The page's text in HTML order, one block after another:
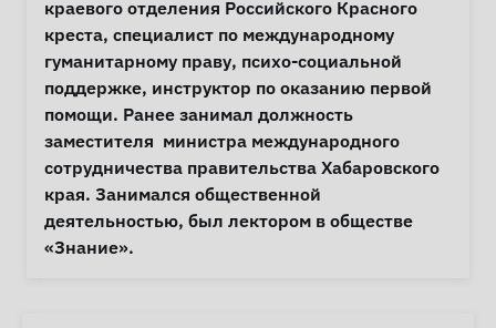
краевого отделения Российского Красного
креста, специалист по международному
гуманитарному праву, психо-социальной
поддержке, инструктор по оказанию первой
помощи. Ранее занимал должность
заместителя  министра международного
сотрудничества правительства Хабаровского
края. Занимался общественной
деятельностью, был лектором в обществе
«Знание».